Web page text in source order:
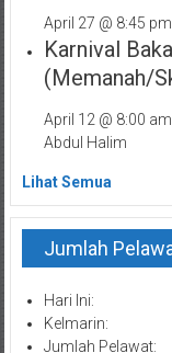
April 27 @ 8:45 pm
Karnival
(Memanah/
April 12 @ 8:00 am
Abdul Halim
Lihat Semua
Jumlah
Hari Ini:
Kelmarin:
Jumlah Pelawat: